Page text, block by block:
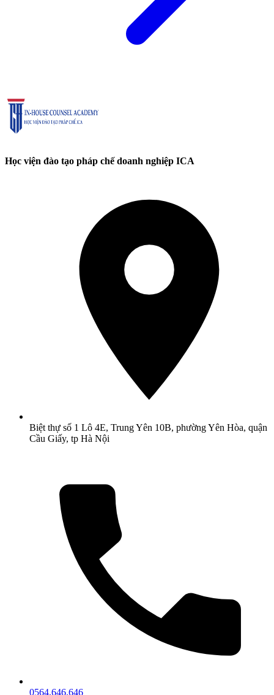
Học viện đào tạo pháp chế doanh nghiệp ICA
Biệt thự số 1 Lô 4E, Trung Yên 10B, phường Yên Hòa, quận
Cầu Giấy, tp Hà Nội
0564.646.646